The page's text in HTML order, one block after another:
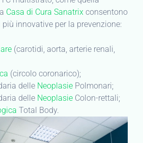
Casa di Cura Sanatrix consentono
innovative per la prevenzione:
(carotidi, aorta, arterie renali,
(circolo coronarico);
delle Neoplasie Polmonari;
delle Neoplasie Colon-rettali;
Total Body.